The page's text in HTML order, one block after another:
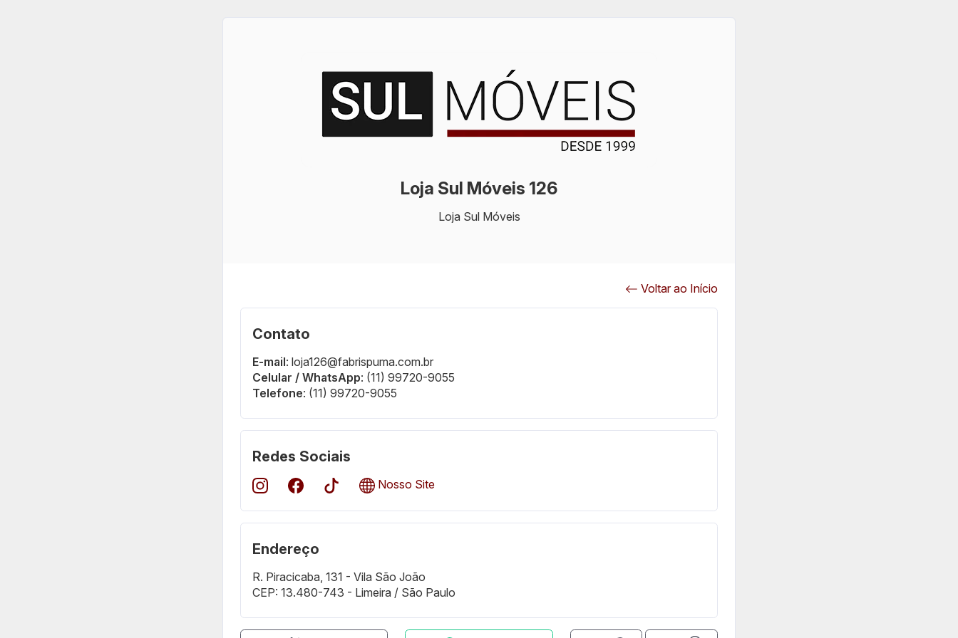
Loja Sul Móveis 126
Loja Sul Móveis
Voltar ao Início
Contato
E-mail: loja126@fabrispuma.com.br
Celular / WhatsApp: (11) 99720-9055
Telefone: (11) 99720-9055
Redes Sociais
Nosso Site
Endereço
R. Piracicaba, 131 - Vila São João
CEP: 13.480-743 - Limeira / São Paulo